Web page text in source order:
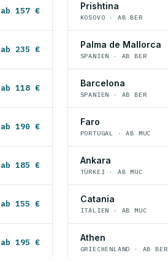
ab 157 €
ab 235 €
ab 118 €
ab 190 €
ab 185 €
ab 155 €
ab 195 €
Prishtina
KOSOVO · AB BER
Palma de Mallorca
SPANIEN · AB BER
Barcelona
SPANIEN · AB BER
Faro
PORTUGAL · AB MUC
Ankara
TÜRKEI · AB MUC
Catania
ITALIEN · AB MUC
Athen
GRIECHENLAND · AB BER